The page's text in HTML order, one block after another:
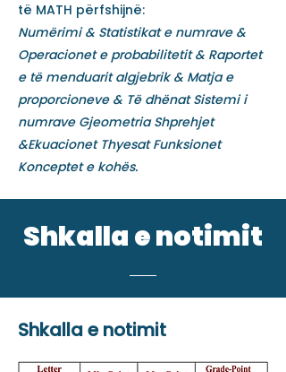
të MATH përfshijnë:
Numërimi & Statistikat e numrave &
Operacionet e probabilitetit & Raportet
e të menduarit algjebrik & Matja e
proporcioneve & Të dhënat Sistemi i
numrave Gjeometria Shprehjet
&Ekuacionet Thyesat Funksionet
Konceptet e kohës.
Shkalla e notimit
Shkalla e notimit